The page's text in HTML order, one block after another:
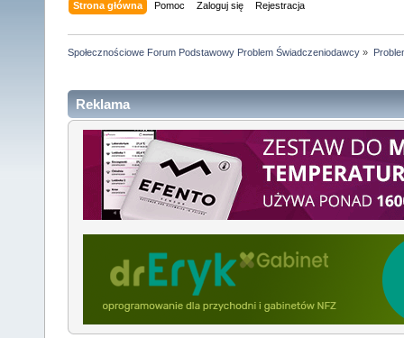
Strona główna Pomoc Zaloguj się Rejestracja
Społecznościowe Forum Podstawowy Problem Świadczeniodawcy »
Reklama